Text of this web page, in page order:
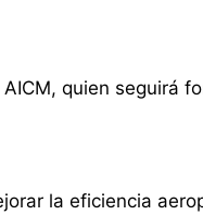
quien seguirá
la eficiencia